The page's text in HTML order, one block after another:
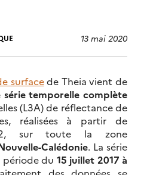
13 mai 2020
surfacede Theia vient de
série temporelle complète
(L3A) de réflectance de
réalisées à partir de
2, sur toute la zone
Calédonie. La série
du 15 juillet 2017 à